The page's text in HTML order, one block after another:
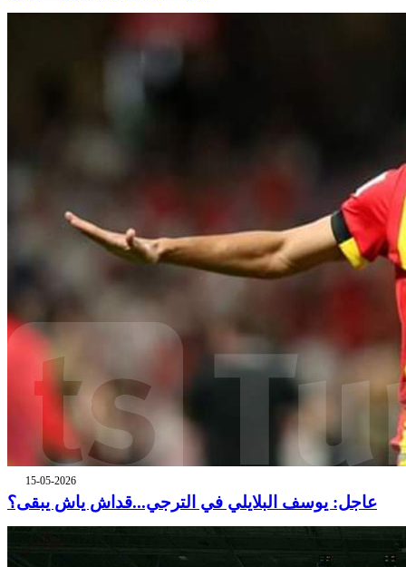
15-05-2026
عاجل: يوسف البلايلي في الترجي...قداش ياش يبقى؟